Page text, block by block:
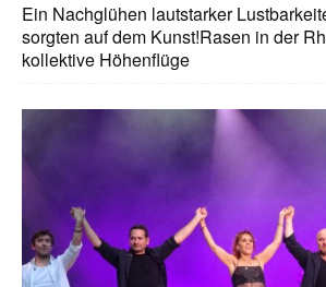
Ein Nachglühen lautstarker
sorgten auf dem Kunst!Rasen in der
kollektive Höhenflüge